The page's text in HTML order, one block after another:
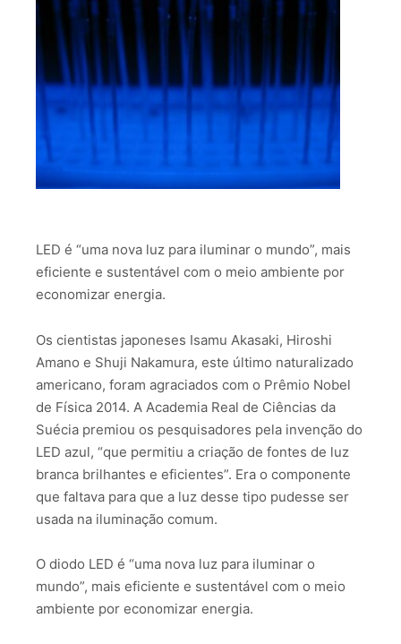
LED é “uma nova luz para iluminar o mundo”, mais
eficiente e sustentável com o meio ambiente por
economizar energia.
Os cientistas japoneses Isamu Akasaki, Hiroshi
Amano e Shuji Nakamura, este último naturalizado
americano, foram agraciados com o Prêmio Nobel
de Física 2014. A Academia Real de Ciências da
Suécia premiou os pesquisadores pela invenção do
LED azul, “que permitiu a criação de fontes de luz
branca brilhantes e eficientes”. Era o componente
que faltava para que a luz desse tipo pudesse ser
usada na iluminação comum.
O diodo LED é “uma nova luz para iluminar o
mundo”, mais eficiente e sustentável com o meio
ambiente por economizar energia.